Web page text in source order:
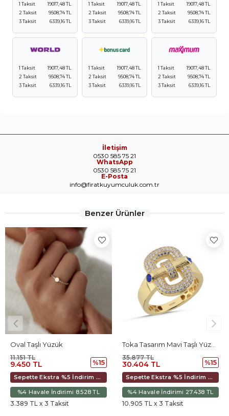
1 Taksit
19017,48 TL
2 Taksit
9508,74 TL
3 Taksit
6339,16 TL
1 Taksit
19017,48 TL
2 Taksit
9508,74 TL
3 Taksit
6339,16 TL
1 Taksit
19017,48 TL
2 Taksit
9508,74 TL
3 Taksit
6339,16 TL
1 Taksit
19017,48 TL
2 Taksit
9508,74 TL
3 Taksit
6339,16 TL
1 Taksit
19017,48 TL
2 Taksit
9508,74 TL
3 Taksit
6339,16 TL
1 Taksit
19017,48 TL
2 Taksit
9508,74 TL
3 Taksit
6339,16 TL
İletişim
0530 585 75 21
WhatsApp
0530 585 75 21
E-Posta
info@firatkuyumculuk.com.tr
Benzer Ürünler
%15
Sepette Ekstra %5 İndirim 8.883 TL
TL
Toka Tasarım Mavi Taşlı Yüzük
%15
Sepette Ekstra %5 İndirim 28.581 TL
%4 Havale İndirimi 27.438 TL
10.905 TL x 3 Taksit
Frekans Yüzük
18.370 TL
%4 Havale İndirimi
6.589 TL x 3 Taksit